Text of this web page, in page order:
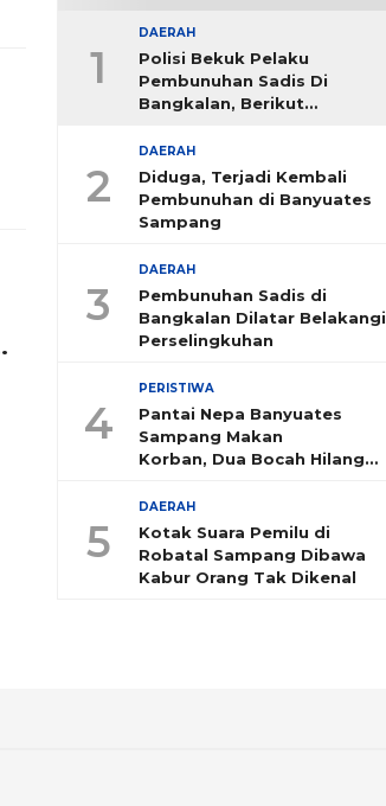
1
DAERAH
Polisi Bekuk Pelaku
Pembunuhan Sadis Di
Bangkalan, Berikut
2
DAERAH
Diduga, Terjadi Kembali
Pembunuhan di Banyuates
Sampang
3
DAERAH
Pembunuhan Sadis di
Bangkalan Dilatar Belakangi
Perselingkuhan
4
PERISTIWA
Pantai Nepa Banyuates
Sampang Makan
Korban, Dua Bocah Hilang
5
DAERAH
Kotak Suara Pemilu di
Robatal Sampang Dibawa
Kabur Orang Tak Dikenal